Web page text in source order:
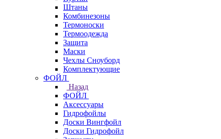
Штаны
Комбинезоны
Термоноски
Термоодежда
Защита
Маски
Чехлы Сноуборд
Комплектующие
ФОЙЛ
Назад
ФОЙЛ
Аксессуары
Гидрофойлы
Доски Вингфойл
Доски Гидрофойл